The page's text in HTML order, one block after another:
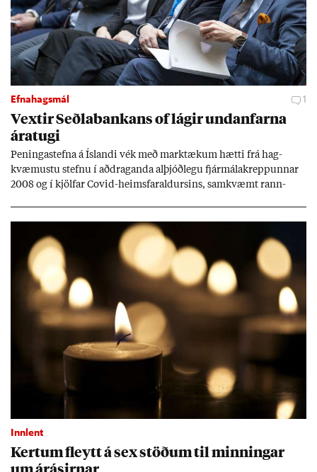
Efnahagsmál 1
Vext­ir Seðla­bank­ans of lág­ir und­an­farna
ára­tugi
Pen­inga­stefna á Ís­landi vék með mark­tæk­um hætti frá hag­
kvæm­ustu stefnu í að­drag­anda al­þjóð­legu fjár­málakrepp­unn­ar
2008 og í kjöl­far Covid-heims­far­ald­urs­ins, sam­kvæmt rann­
Innlent
Kert­um fleytt á sex stöð­um til minn­ing­ar
um árás­irn­ar